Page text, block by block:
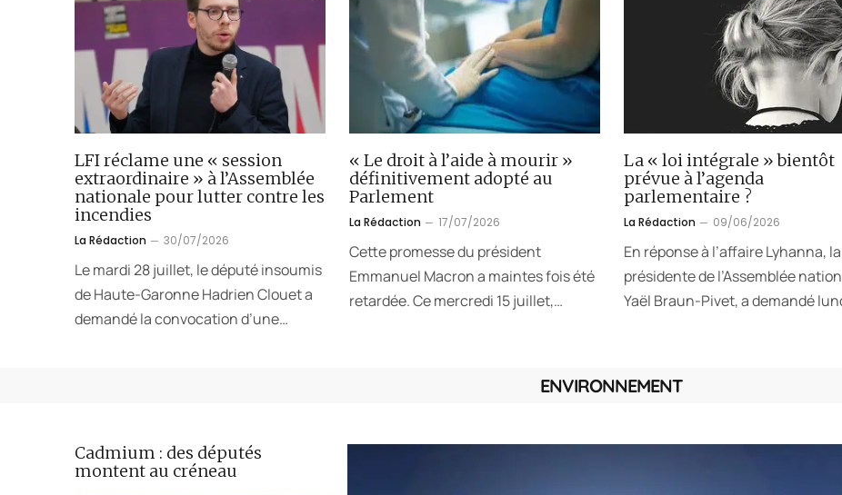
LFI réclame une « session
extraordinaire » à l’Assemblée
nationale pour lutter contre les
incendies
La Rédaction 30/07/2026
Le mardi 28 juillet, le député insoumis
de Haute-Garonne Hadrien Clouet a
demandé la convocation d’une…
« Le droit à l’aide à mourir »
définitivement adopté au
Parlement
La Rédaction 17/07/2026
Cette promesse du président
Emmanuel Macron a maintes fois été
retardée. Ce mercredi 15 juillet,…
La « loi intégrale » bientôt
prévue à l’agenda
parlementaire ?
La Rédaction 09/06/2026
En réponse à l’affaire Lyhanna, la
présidente de l’Assemblée
Yaël Braun-Pivet, a demandé
ENVIRONNEMENT
Cadmium : des députés
montent au créneau